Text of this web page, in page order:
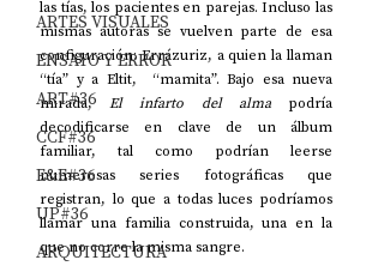
ARTES VISUALES
ENSAYO Y ERROR
ART#36
CCF#36
E&E#36
UP#36
ARQUITECTURA
las tías, los pacientes en parejas. Incluso las
mismas autoras se vuelven parte de esa
configuración: Errázuriz, a quien la llaman
“tía” y a Eltit,  “mamita”. Bajo esa nueva
mirada, El infarto del alma podría
decodificarse en clave de un álbum
familiar, tal como podrían leerse
numerosas series fotográficas que
registran, lo que a todas luces podríamos
llamar una familia construida, una en la
que no corre la misma sangre.